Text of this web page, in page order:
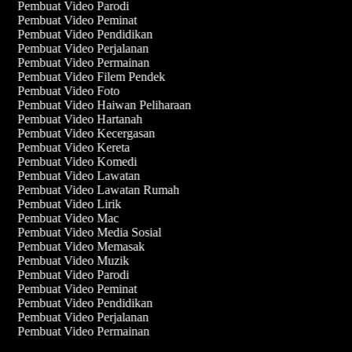
Pembuat Video Parodi
Pembuat Video Peminat
Pembuat Video Pendidikan
Pembuat Video Perjalanan
Pembuat Video Permainan
Pembuat Video Filem Pendek
Pembuat Video Foto
Pembuat Video Haiwan Peliharaan
Pembuat Video Hartanah
Pembuat Video Kecergasan
Pembuat Video Kereta
Pembuat Video Komedi
Pembuat Video Lawatan
Pembuat Video Lawatan Rumah
Pembuat Video Lirik
Pembuat Video Mac
Pembuat Video Media Sosial
Pembuat Video Memasak
Pembuat Video Muzik
Pembuat Video Parodi
Pembuat Video Peminat
Pembuat Video Pendidikan
Pembuat Video Perjalanan
Pembuat Video Permainan